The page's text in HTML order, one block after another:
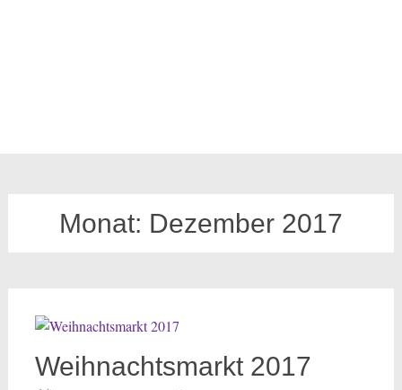
Monat: Dezember 2017
Weihnachtsmarkt 2017